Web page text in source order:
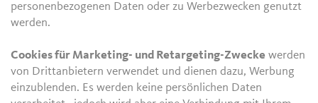
personenbezogenen Daten oder zu Werbezwecken genutzt
werden.
Cookies für Marketing- und Retargeting-Zwecke werden
von Drittanbietern verwendet und dienen dazu, Werbung
einzublenden. Es werden keine persönlichen Daten